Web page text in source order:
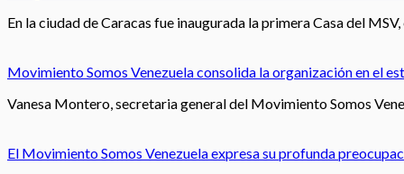
En la ciudad de Caracas fue inaugurada la primera Casa del
Movimiento Somos Venezuela consolida la organización en el
Vanesa Montero, secretaria general del Movimiento Somos
El Movimiento Somos Venezuela expresa su profunda